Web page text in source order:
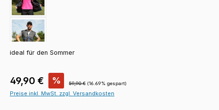
ideal für den Sommer
Verkaufspreis:
49,90 € % Regulärer Preis:
59,90 € (16.69% gespart)
Preise inkl. MwSt. zzgl. Versandkosten